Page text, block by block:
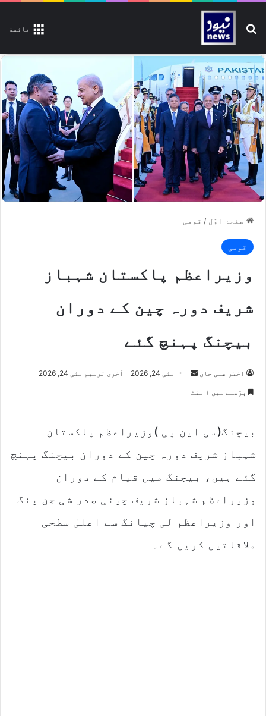
قائمة تلاش کیجیے
صفحۂ اوّل / قومی
قومی
وزیراعظم پاکستان شہباز
شریف دورہ چین کے دوران
بیچنگ پہنچ گئے
اختر علی خان
Send مئی 24, 2026 آخری ترمیم مئی 24, 2026
پڑھنے میں ۱ منٹ
بیچنگ(سی این پی )وزیراعظم پاکستان
شہباز شریف دورہ چین کے دوران بیچنگ پہنچ
گئے ہیں، بیجنگ میں قیام کے دوران
وزیراعظم شہباز شریف چینی صدر شی جن پنگ
اور وزیراعظم لی چیانگ سے اعلیٰ سطحی
ملاقاتیں کریں گے۔